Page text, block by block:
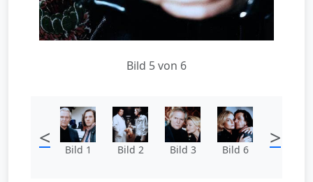
Bild 5 von 6
< Bild 1 Bild 2 Bild 3 Bild 6 >